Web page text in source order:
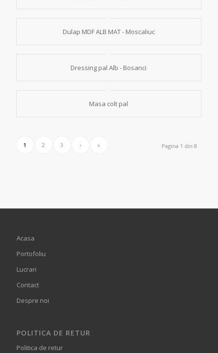
Dulap MDF ALB MAT - Moscaliuc
Dressing pal Alb - Bosanci
Masa colt pal
Pagina 1 din 8
1 2 3 › »
Acasa
Portofoliu
Lucrari
Contact
Despre noi
POLITICA DE RETUR
Politica de retur